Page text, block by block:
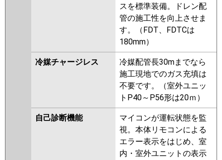
スを標準装備。ドレン配
管の施工性を向上させま
す。（FDT、FDTCは
180mm）
冷媒チャージレス
冷媒配管長30mまでなら
施工現地でのガス充填は
不要です。（室外ユニッ
トP40～P56形は20ｍ）
自己診断機能
マイコンが運転状態を監
視。本体リモコンによる
エラー表示をはじめ、室
内・室外ユニットの表示